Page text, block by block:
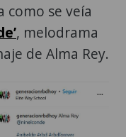
se veía
, melodrama
de Alma Rey.